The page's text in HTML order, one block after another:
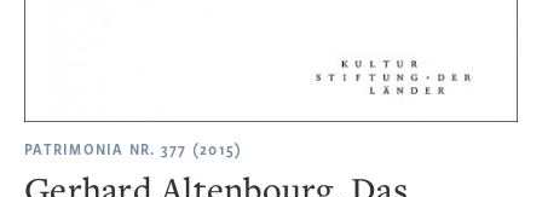
PATRIMONIA NR. 377 (2015)